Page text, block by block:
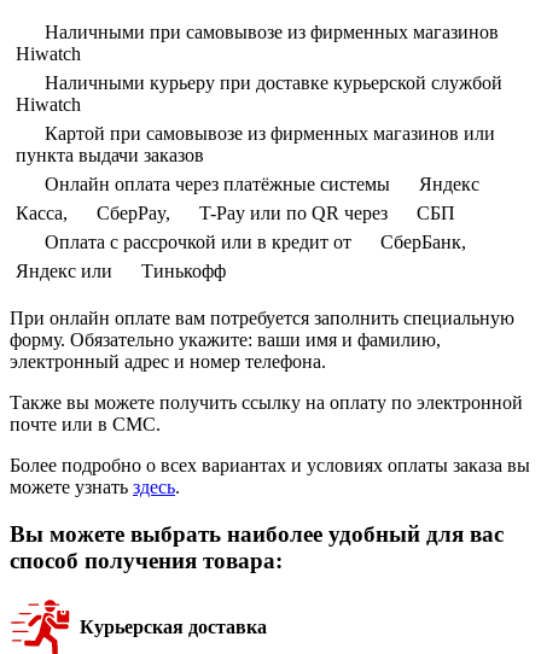
Наличными при самовывозе из фирменных магазинов
Hiwatch
Наличными курьеру при доставке курьерской службой
Hiwatch
Картой при самовывозе из фирменных магазинов или
пункта выдачи заказов
Онлайн оплата через платёжные системы
Яндекс
Касса,
СберPay, T-Pay или по QR через
СБП
Оплата с рассрочкой или в кредит от
СберБанк,
Яндекс или
Тинькофф
При онлайн оплате вам потребуется заполнить специальную
форму. Обязательно укажите: ваши имя и фамилию,
электронный адрес и номер телефона.
Также вы можете получить ссылку на оплату по электронной
почте или в СМС.
Более подробно о всех вариантах и условиях оплаты заказа вы
можете узнать здесь.
Вы можете выбрать наиболее удобный для вас
способ получения товара:
Курьерская доставка